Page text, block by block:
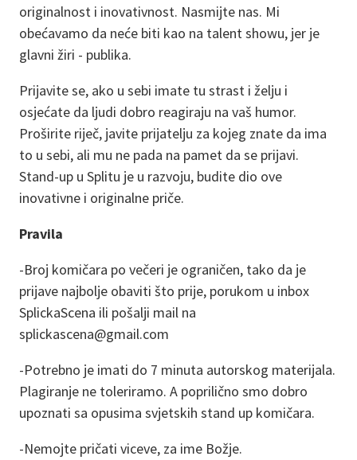
originalnost i inovativnost. Nasmijte nas. Mi
obećavamo da neće biti kao na talent showu, jer je
glavni žiri - publika.
Prijavite se, ako u sebi imate tu strast i želju i
osjećate da ljudi dobro reagiraju na vaš humor.
Proširite riječ, javite prijatelju za kojeg znate da ima
to u sebi, ali mu ne pada na pamet da se prijavi.
Stand-up u Splitu je u razvoju, budite dio ove
inovativne i originalne priče.
Pravila
-Broj komičara po večeri je ograničen, tako da je
prijave najbolje obaviti što prije, porukom u inbox
SplickaScena ili pošalji mail na
splickascena@gmail.com
-Potrebno je imati do 7 minuta autorskog materijala.
Plagiranje ne toleriramo. A poprilično smo dobro
upoznati sa opusima svjetskih stand up komičara.
-Nemojte pričati viceve, za ime Božje.